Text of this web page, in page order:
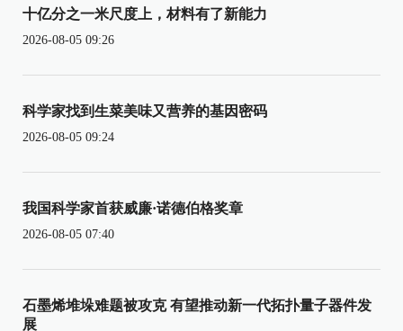
十亿分之一米尺度上，材料有了新能力
2026-08-05 09:26
科学家找到生菜美味又营养的基因密码
2026-08-05 09:24
我国科学家首获威廉·诺德伯格奖章
2026-08-05 07:40
石墨烯堆垛难题被攻克 有望推动新一代拓扑量子器件发
展